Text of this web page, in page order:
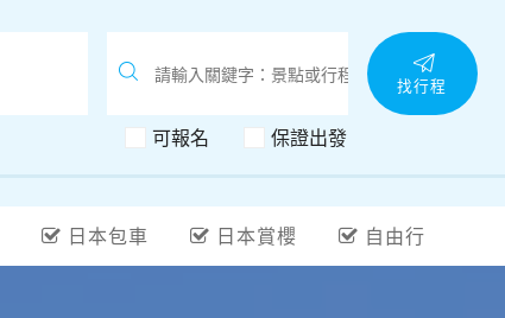
可報名 保證出發
找行程
日本包車 日本賞櫻 自由行